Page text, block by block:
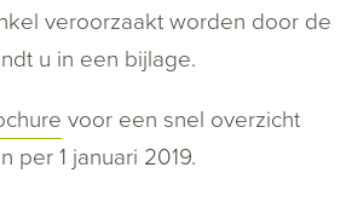
veroorzaakt worden door de
u in een bijlage.
voor een snel overzicht
per 1 januari 2019.